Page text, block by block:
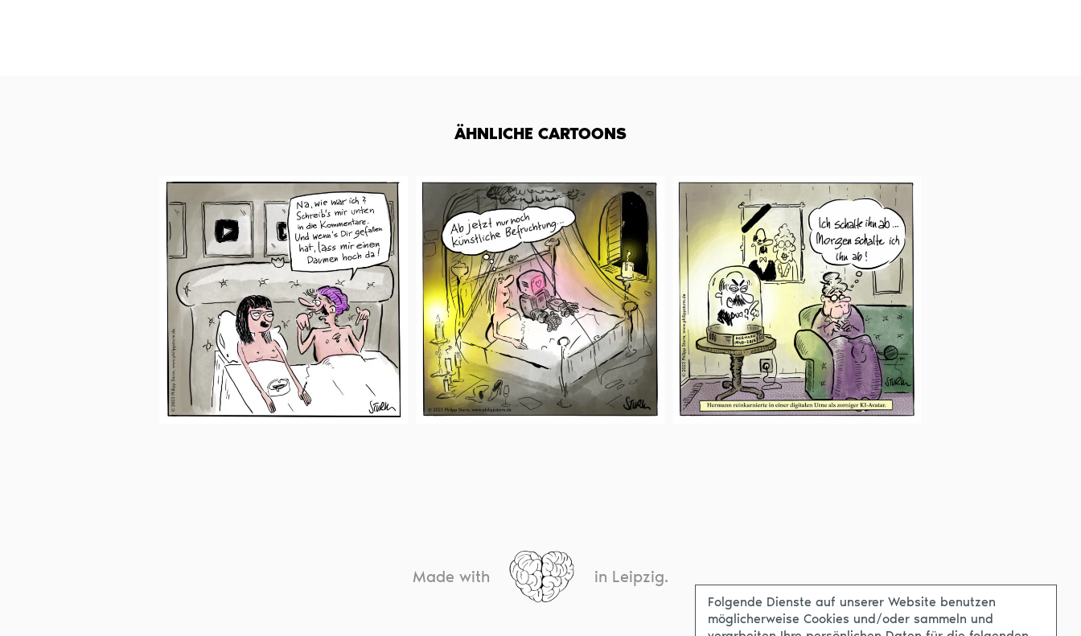
ÄHNLICHE CARTOONS
Made with in Leipzig.
Folgende Dienste auf unserer Website benutzen
möglicherweise Cookies und/oder sammeln und